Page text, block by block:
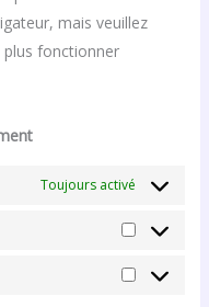
mais veuillez
fonctionner
Toujours activé